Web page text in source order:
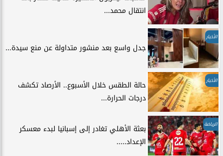
انتقال محمد...
الأخبار
جدل واسع بعد منشور متداولة عن منع سيدة...
الأخبار
حالة الطقس خلال الأسبوع.. الأرصاد تكشف
درجات الحرارة...
الرياضة
بعثة الأهلي تغادر إلى إسبانيا لبدء معسكر
الإعداد.....